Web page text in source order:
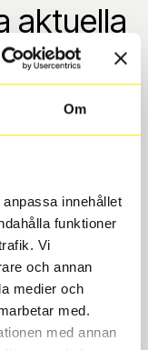
Om
innehållet
funktioner
Vi
och annan
medier och
med.
med annan
aktuella